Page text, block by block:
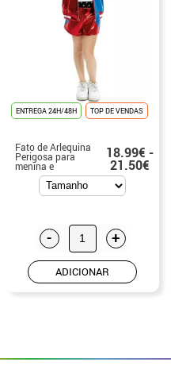
ENTREGA 24H/48H TOP DE VENDAS
Fato de Arlequina
Perigosa para
menina e
adolescente
18.99€ -
21.50€
- +
ADICIONAR